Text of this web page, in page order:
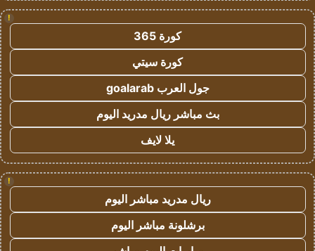
!
كورة 365
كورة سيتي
جول العرب goalarab
بث مباشر ريال مدريد اليوم
يلا لايف
!
ريال مدريد مباشر اليوم
برشلونة مباشر اليوم